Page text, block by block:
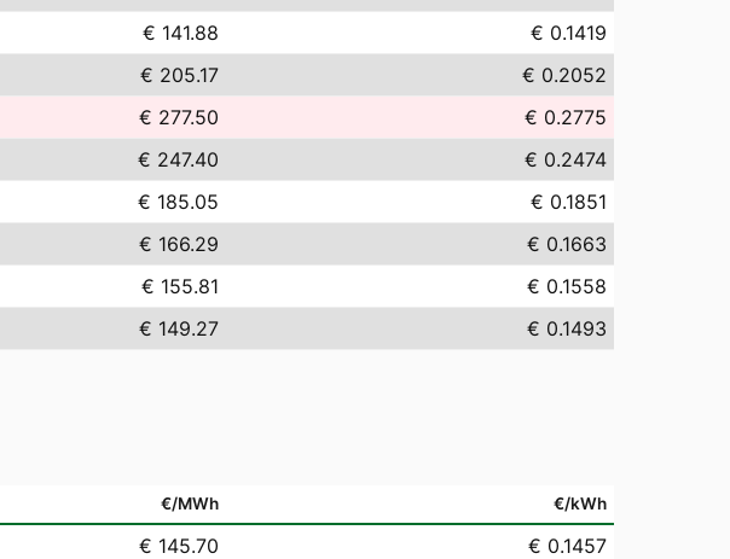
€ 141.88
€ 0.1419
€ 205.17
€ 0.2052
€ 277.50
€ 0.2775
€ 247.40
€ 0.2474
€ 185.05
€ 0.1851
€ 166.29
€ 0.1663
€ 155.81
€ 0.1558
€ 149.27 € 0.1493
€/MWh €/kWh
€ 145.70
€ 0.1457